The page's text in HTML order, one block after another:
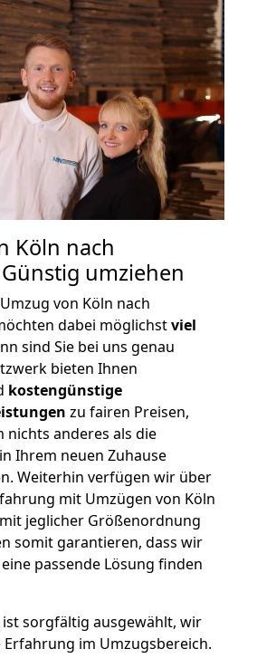
Köln nach
umziehen
von Köln nach
dabei möglichstviel
sind Sie bei uns genau
bieten Ihnen
kostengünstige
zu fairen Preisen,
nichts anderes als die
Ihrem neuen Zuhause
Weiterhin verfügen wir über
mit Umzügen von Köln
jeglicher Größenordnung
somit garantieren, dass wir
passende Lösung finden
ist sorgfältig ausgewählt, wir
Erfahrung im Umzugsbereich.